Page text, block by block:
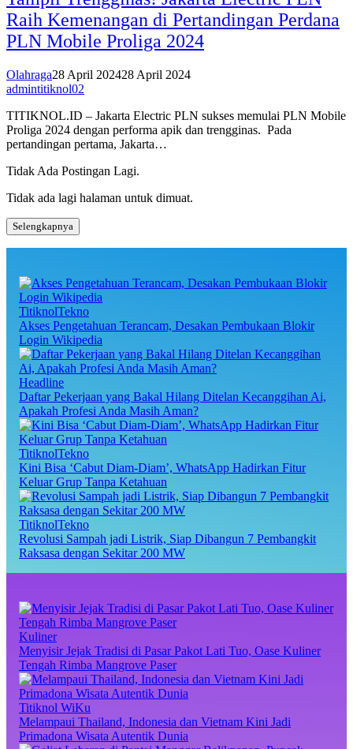
Raih Kemenangan di Pertandingan Perdana
PLN Mobile Proliga 2024
Olahraga28 April 202428 April 2024
admintitiknol02
TITIKNOL.ID – Jakarta Electric PLN sukses memulai PLN Mobile
Proliga 2024 dengan performa apik dan trengginas. Pada
pertandingan pertama, Jakarta…
Tidak Ada Postingan Lagi.
Tidak ada lagi halaman untuk dimuat.
Selengkapnya
TitiknolTekno
Akses Pengetahuan Terancam, Desakan Pembukaan Blokir
Login Wikipedia
Headline
Daftar Pekerjaan yang Bakal Hilang Ditelan Kecanggihan Ai,
Apakah Profesi Anda Masih Aman?
TitiknolTekno
Kini Bisa ‘Cabut Diam-Diam’, WhatsApp Hadirkan Fitur
Keluar Grup Tanpa Ketahuan
TitiknolTekno
Revolusi Sampah jadi Listrik, Siap Dibangun 7 Pembangkit
Raksasa dengan Sekitar 200 MW
Kuliner
Menyisir Jejak Tradisi di Pasar Pakot Lati Tuo, Oase Kuliner
Tengah Rimba Mangrove Paser
Titiknol WiKu
Melampaui Thailand, Indonesia dan Vietnam Kini Jadi
Primadona Wisata Autentik Dunia